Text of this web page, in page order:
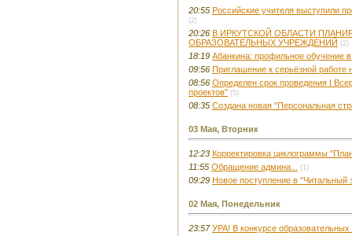
20:55 Российские учителя выступили
(2)
20:26 В ИРКУТСКОЙ ОБЛАСТИ
ОБРАЗОВАТЕЛЬНЫХ УЧРЕЖДЕНИЙ (2)
18:19 Абанкина: профильное обучение
09:56 Приглашение к серьёзной работе
08:56 Определен срок проведения I
проектов" (5)
08:35 Создана новая "Персональная
03 Мая, Вторник
12:23 Корректировка циклограммы
11:55 Обращение админа... (1)
09:29 Новое поступление в "Читальный
02 Мая, Понедельник
23:57 УРА! В конкурсе